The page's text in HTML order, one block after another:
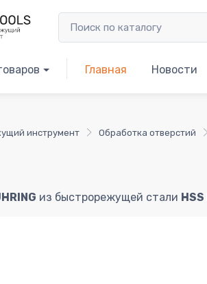
Главная Новости
инструмент Обработка отверстий
из быстрорежущей стали HSS